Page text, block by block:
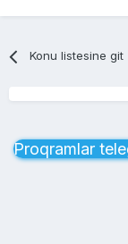
Konu listesine git
Proqramlar